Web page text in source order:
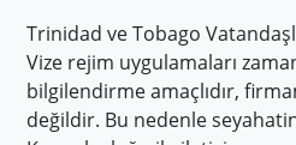
Trinidad ve Tobago
Vize rejim uygulamaları
bilgilendirme amaçlıdır,
değildir. Bu nedenle